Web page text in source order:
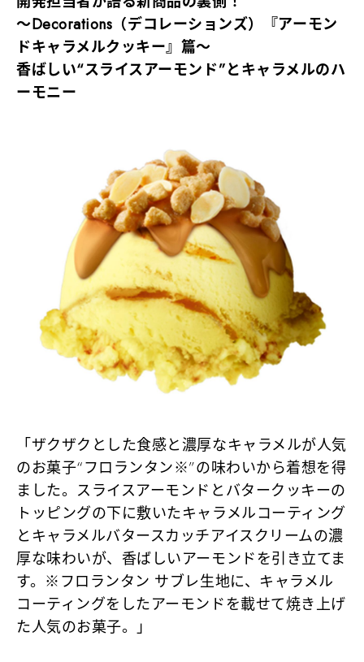
～Decorations（デコレーションズ）『アーモン
ドキャラメルクッキー』篇～
香ばしい“スライスアーモンド”とキャラメルのハ
ーモニー
「ザクザクとした食感と濃厚なキャラメルが人気
のお菓子“フロランタン※”の味わいから着想を得
ました。スライスアーモンドとバタークッキーの
トッピングの下に敷いたキャラメルコーティング
とキャラメルバタースカッチアイスクリームの濃
厚な味わいが、香ばしいアーモンドを引き立てま
す。 ※フロランタン サブレ生地に、キャラメル
コーティングをしたアーモンドを載せて焼き上げ
た人気のお菓子。 」